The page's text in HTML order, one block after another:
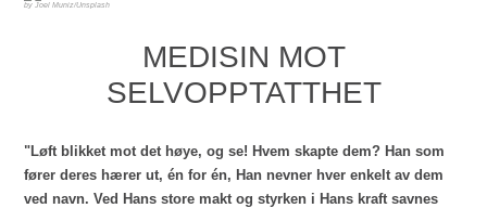
Joel Muniz/Unsplash
MEDISIN MOT
SELVOPPTATTHET
"Løft blikket mot det høye, og se! Hvem skapte dem? Han som
fører deres hærer ut, én for én, Han nevner hver enkelt av dem
ved navn. Ved Hans store makt og styrken i Hans kraft savnes